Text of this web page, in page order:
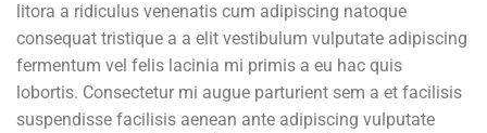
litora a ridiculus venenatis cum adipiscing natoque
consequat tristique a a elit vestibulum vulputate adipiscing
fermentum vel felis lacinia mi primis a eu hac quis
lobortis. Consectetur mi augue parturient sem a et facilisis
suspendisse facilisis aenean ante adipiscing vulputate